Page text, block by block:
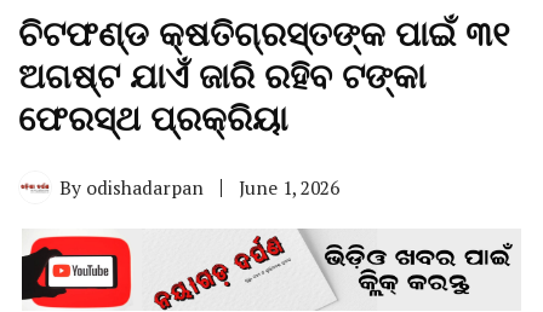
ଚିଟଫଣ୍ଡ କ୍ଷତିଗ୍ରସ୍ତଙ୍କ ପାଇଁ ୩୧
ଅଗଷ୍ଟ ଯାଏଁ ଜାରି ରହିବ ଟଙ୍କା
ଫେରସ୍ଥ ପ୍ରକ୍ରିୟା
By odishadarpan June 1, 2026